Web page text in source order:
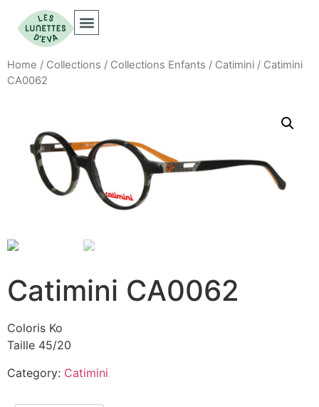
Home / Collections / Collections Enfants / Catimini / Catimini
CA0062
Catimini CA0062
Coloris Ko
Taille 45/20
Category: Catimini